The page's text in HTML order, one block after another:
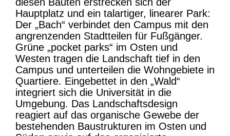
Hauptplatz und ein talartiger, linearer Park:
Der „Bach“ verbindet den Campus mit den
angrenzenden Stadtteilen für Fußgänger.
Grüne „pocket parks“ im Osten und
Westen tragen die Landschaft tief in den
Campus und unterteilen die Wohngebiete in
Quartiere. Eingebettet in den „Wald“
integriert sich die Universität in die
Umgebung. Das Landschaftsdesign
reagiert auf das organische Gewebe der
bestehenden Baustrukturen im Osten und